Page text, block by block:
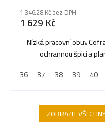
1 346,28 Kč bez DPH
1 629 Kč
Nízká pracovní obuv
ochrannou špicí a
36
37 38 39 40
ZOBRAZIT